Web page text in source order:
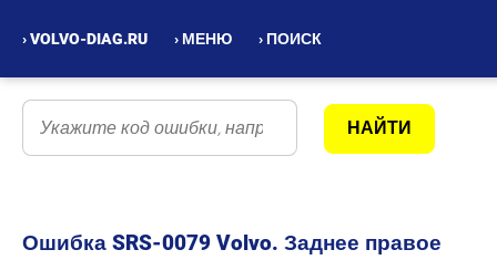
› VOLVO-DIAG.RU › МЕНЮ › ПОИСК
Ошибка SRS-0079 Volvo. Заднее правое